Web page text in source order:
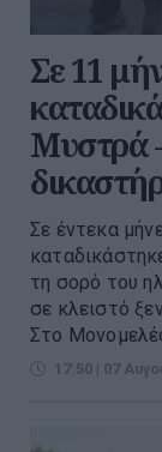
Σε 11
Μυστρά
Σε έντεκα
τη σορό του
σε κλειστό
Στο
17:50 | 07